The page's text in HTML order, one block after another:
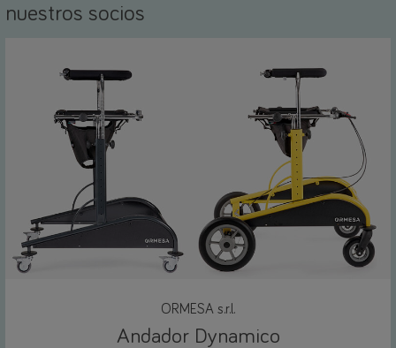
nuestros socios
ORMESA s.r.l.
Andador Dynamico